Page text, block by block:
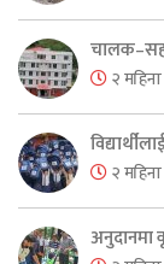
२
२
अनुदानमा